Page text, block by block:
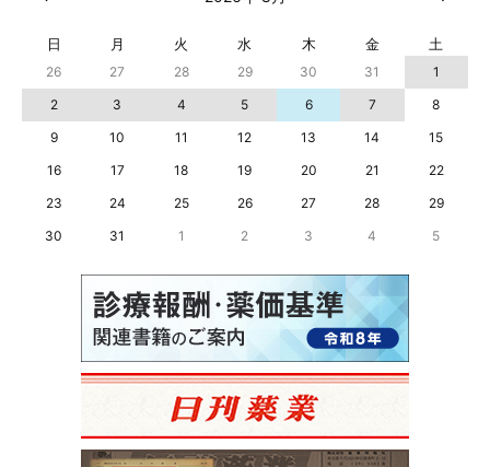
日 月 火 水 木 金 土
26 27 28 29 30 31
1
2
3 4 5 6 7
8
9
10 11 12 13 14
15
16
17 18 19 20 21
22
23
24 25 26 27 28
29
30
31 1 2 3 4 5